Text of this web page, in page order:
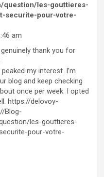
question/les-gouttieres-
securite-pour-votre-
am
thank you for
my interest. I’m
blog and keep checking
once per week. I opted
https://delovoy-
Blog-
les-gouttieres-
pour-votre-